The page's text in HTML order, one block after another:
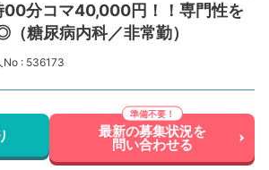
分コマ40,000円！！専門性を
糖尿病内科／非常勤）
No : 536173
最新の募集状況を
問い合わせる